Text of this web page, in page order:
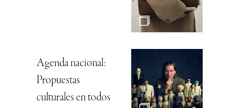
Agenda nacional:
Propuestas
culturales en todos